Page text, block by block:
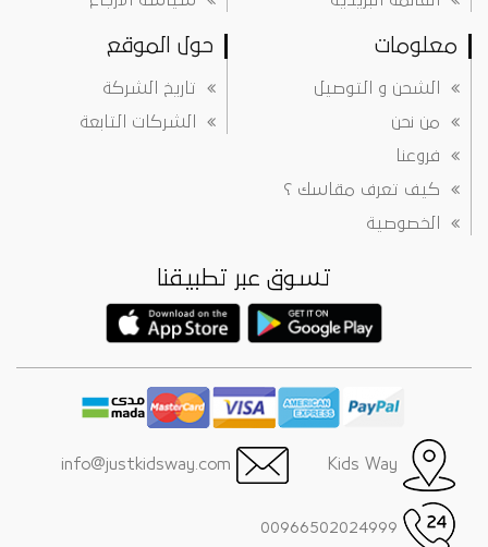
معلومات
الشحن و التوصيل
من نحن
فروعنا
كيف تعرف مقاسك ؟
الخصوصية
حول الموقع
تاريخ الشركة
الشركات التابعة
تسوق عبر تطبيقنا